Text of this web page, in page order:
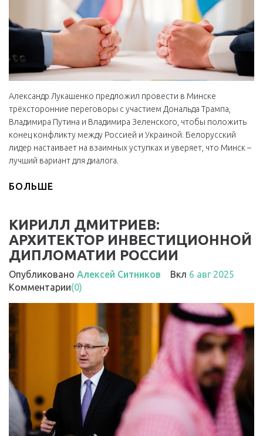
Александр Лукашенко предложил провести в Минске
трёхсторонние переговоры с участием Дональда Трампа,
Владимира Путина и Владимира Зеленского, чтобы положить
конец конфликту между Россией и Украиной. Белорусский
лидер настаивает на взаимных уступках и уверяет, что Минск –
лучший вариант для диалога.
БОЛЬШЕ
КИРИЛЛ ДМИТРИЕВ:
АРХИТЕКТОР ИНВЕСТИЦИОННОЙ
ДИПЛОМАТИИ РОССИИ
Опубликовано Алексей Ситников Вкл 6 авг 2025
Комментарии(0)